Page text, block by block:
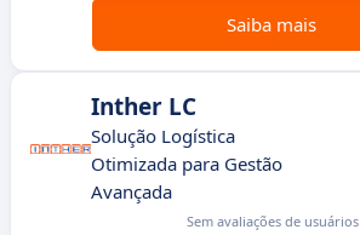
Saiba mais
Inther LC
Solução Logística
Otimizada para Gestão
Avançada
Sem avaliações de usuários